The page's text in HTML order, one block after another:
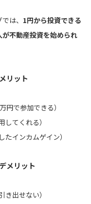
は、 1円から投資できる
不動産投資を始められ
リット
円で参加できる）
してくれる）
たインカムゲイン）
メリット
出せない）